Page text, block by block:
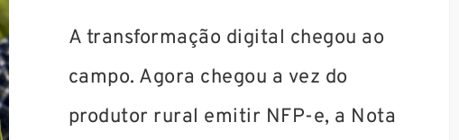
A transformação digital chegou ao
campo. Agora chegou a vez do
produtor rural emitir NFP-e, a Nota